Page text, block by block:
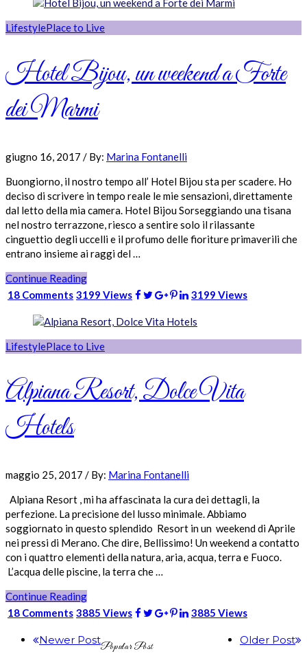
LifestylePlace to Live
Hotel Bijou, un weekend a Forte
dei Marmi
giugno 16, 2017 / By: Marina Fontanelli
Buongiorno, il nostro tempo all’ Hotel Bijou sta per scadere. Ho
deciso di scrivere in tempo reale le mie sensazioni, direttamente
dal letto della mia camera. Hotel Bijou Sorseggiando una tisana
nel nostro terrazzone, riesco a sentire solo il rilassante
cinguettio degli uccelli e il profumo delle fioriture primaverili che
entrano insieme ai raggi del …
Continue Reading
18 Comments 3199 Views 3199 Views
LifestylePlace to Live
Alpiana Resort, Dolce Vita
Hotels
maggio 25, 2017 / By: Marina Fontanelli
Alpiana Resort , mi ha affascinata la cura dei dettagli, la
perfezione. La precisione del lusso minimale. Abbiamo
soggiornato in questo splendido Resort in un weekend di Aprile
nei pressi di Merano. Che dire, Bellissimo! Un weekend a contatto
con i quattro elementi della natura, aria, acqua, terra e Fuoco.
L’acqua delle piscine, la terra che …
Continue Reading
18 Comments 3885 Views 3885 Views
Newer Post Older Post
Popular Post